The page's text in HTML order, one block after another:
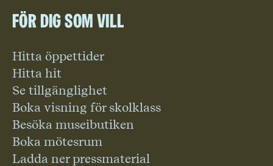
För dig som vill
Hitta öppettider
Hitta hit
Se tillgänglighet
Boka visning för skolklass
Besöka museibutiken
Boka mötesrum
Ladda ner pressmaterial